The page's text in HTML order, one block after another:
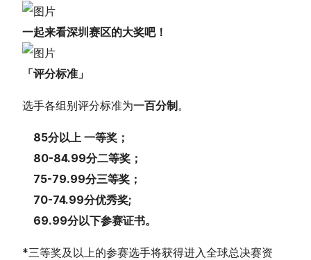
一起来看深圳赛区的大奖吧！
「评分标准」
选手各组别评分标准为一百分制。
85分以上 一等奖；
80-84.99分二等奖；
75-79.99分三等奖；
70-74.99分优秀奖;
69.99分以下参赛证书。
*三等奖及以上的参赛选手将获得进入全球总决赛资